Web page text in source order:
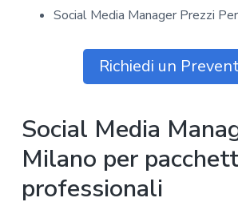
Social Media Manager Prezzi
Richiedi un
Social Media
Milano per
professionali